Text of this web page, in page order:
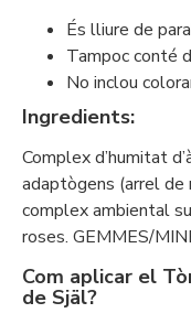
És lliure de
Tampoc conté
No inclou
Ingredients:
Complex d’humitat
adaptògens (arrel de
complex ambiental
roses. GEMMES/
Com aplicar el
de Själ?